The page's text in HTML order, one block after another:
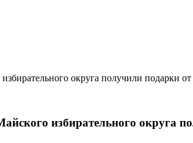
округа получили подарки
избирательного округа